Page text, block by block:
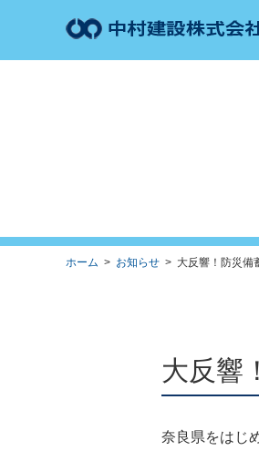
ホーム > お知らせ > 大反響！防災備
大反響
奈良県をはじ